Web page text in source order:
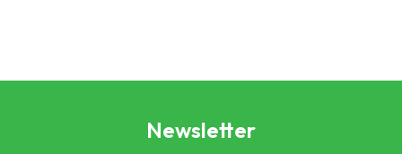
Newsletter